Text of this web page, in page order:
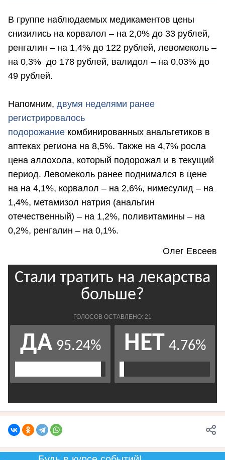
В группе наблюдаемых медикаментов цены
снизились на корвалол – на 2,0% до 33 рублей,
ренгалин – на 1,4% до 122 рублей, левомеколь –
на 0,3% до 178 рублей, валидол – на 0,03% до
49 рублей.
Напомним, двумя неделями ранее
регистрировалось
подорожание комбинированных анальгетиков в
аптеках региона на 8,5%. Также на 4,7% росла
цена аллохола, который подорожал и в текущий
период. Левомеколь ранее поднимался в цене
на на 4,1%, корвалол – на 2,6%, нимесулид – на
1,4%, метамизол натрия (анальгин
отечественный) – на 1,2%, поливитамины – на
0,2%, ренгалин – на 0,1%.
Олег Евсеев